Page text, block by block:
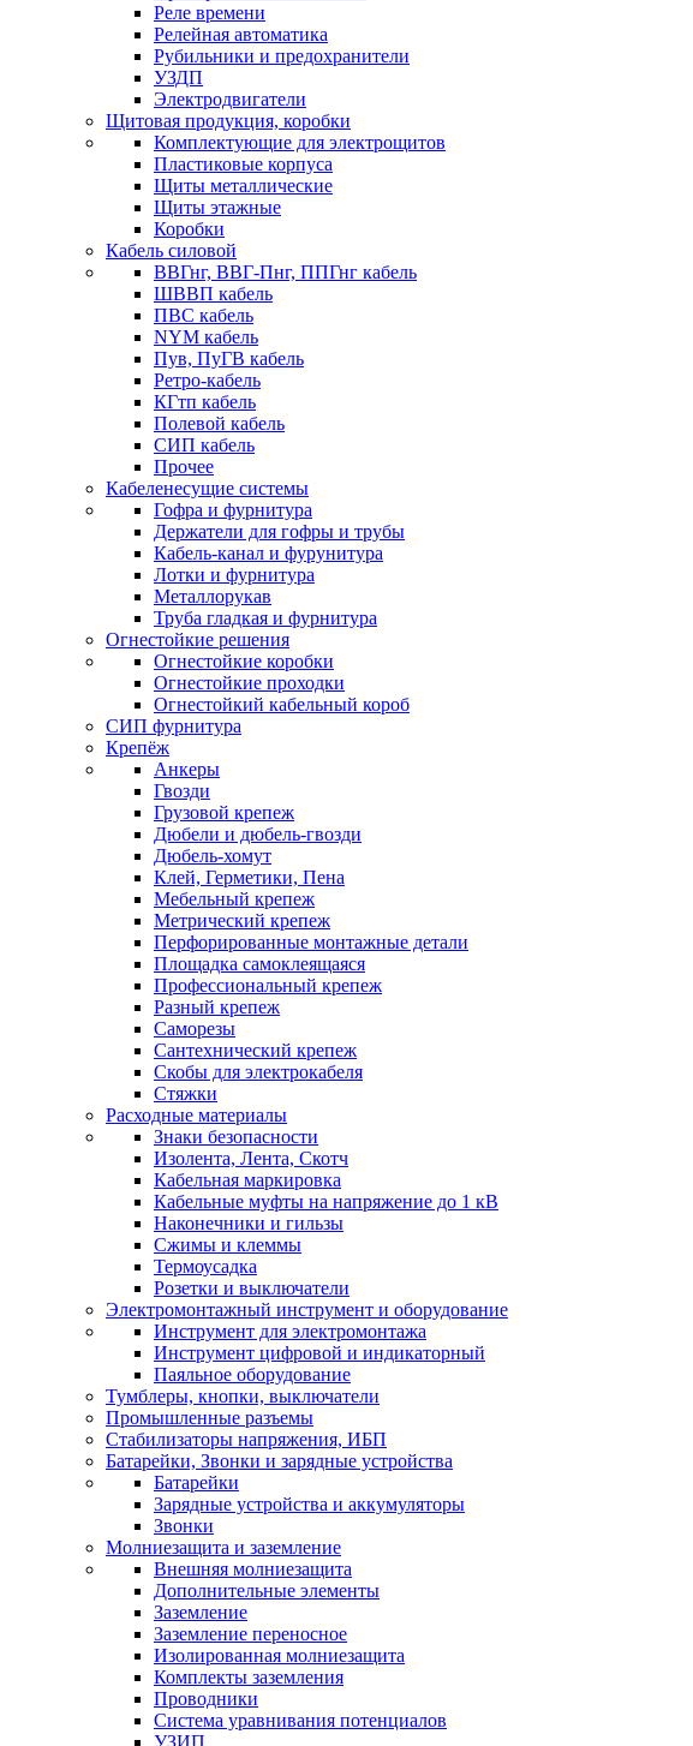
Реле времени
Релейная автоматика
Рубильники и предохранители
УЗДП
Электродвигатели
Щитовая продукция, коробки
Комплектующие для электрощитов
Пластиковые корпуса
Щиты металлические
Щиты этажные
Коробки
Кабель силовой
ВВГнг, ВВГ-Пнг, ППГнг кабель
ШВВП кабель
ПВС кабель
NYM кабель
Пув, ПуГВ кабель
Ретро-кабель
КГтп кабель
Полевой кабель
СИП кабель
Прочее
Кабеленесущие системы
Гофра и фурнитура
Держатели для гофры и трубы
Кабель-канал и фурунитура
Лотки и фурнитура
Металлорукав
Труба гладкая и фурнитура
Огнестойкие решения
Огнестойкие коробки
Огнестойкие проходки
Огнестойкий кабельный короб
СИП фурнитура
Крепёж
Анкеры
Гвозди
Грузовой крепеж
Дюбели и дюбель-гвозди
Дюбель-хомут
Клей, Герметики, Пена
Мебельный крепеж
Метрический крепеж
Перфорированные монтажные детали
Площадка самоклеящаяся
Профессиональный крепеж
Разный крепеж
Саморезы
Сантехнический крепеж
Скобы для электрокабеля
Стяжки
Расходные материалы
Знаки безопасности
Изолента, Лента, Скотч
Кабельная маркировка
Кабельные муфты на напряжение до 1 кВ
Наконечники и гильзы
Сжимы и клеммы
Термоусадка
Розетки и выключатели
Электромонтажный инструмент и оборудование
Инструмент для электромонтажа
Инструмент цифровой и индикаторный
Паяльное оборудование
Тумблеры, кнопки, выключатели
Промышленные разъемы
Стабилизаторы напряжения, ИБП
Батарейки, Звонки и зарядные устройства
Батарейки
Зарядные устройства и аккумуляторы
Звонки
Молниезащита и заземление
Внешняя молниезащита
Дополнительные элементы
Заземление
Заземление переносное
Изолированная молниезащита
Комплекты заземления
Проводники
Система уравнивания потенциалов
УЗИП